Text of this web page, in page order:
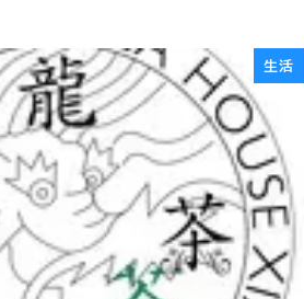
生活